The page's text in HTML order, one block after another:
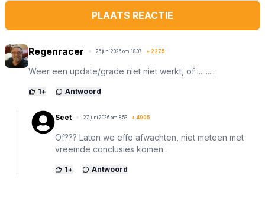
PLAATS REACTIE
Regenracer 26 juni 2026 om 18:07 + 2275
Weer een update/grade niet niet werkt, of ..........
1+ Antwoord
Seet 27 juni 2026 om 8:53 + 4905
Of??? Laten we effe afwachten, niet meteen met
vreemde conclusies komen..
1+ Antwoord